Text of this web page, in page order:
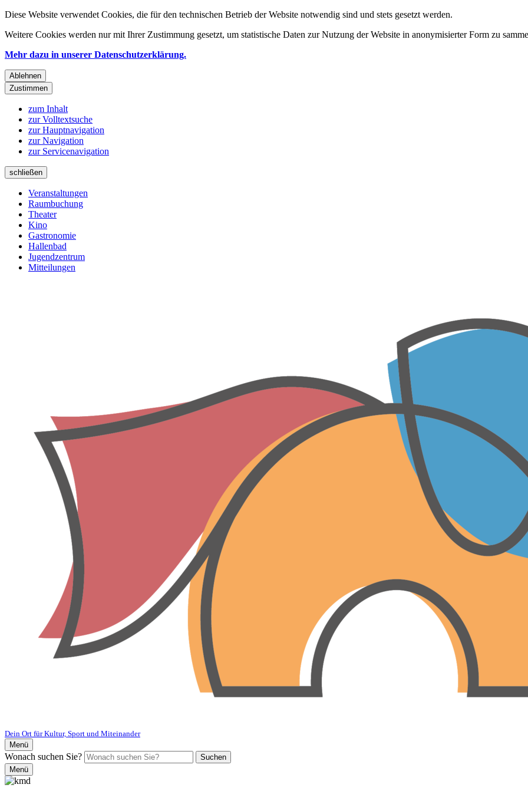
Diese Website verwendet Cookies, die für den technischen Betrieb der Website notwendig sind und stets gesetzt werden.
Weitere Cookies werden nur mit Ihrer Zustimmung gesetzt, um statistische Daten zur Nutzung der Website in anonymisierter Form zu
Mehr dazu in unserer Datenschutzerklärung.
Ablehnen
Zustimmen
zum Inhalt
zur Volltextsuche
zur Hauptnavigation
zur Navigation
zur Servicenavigation
schließen
Veranstaltungen
Raumbuchung
Theater
Kino
Gastronomie
Hallenbad
Jugendzentrum
Mitteilungen
Dein Ort für Kultur, Sport und Miteinander
Menü
Wonach suchen Sie?
Suchen
Menü